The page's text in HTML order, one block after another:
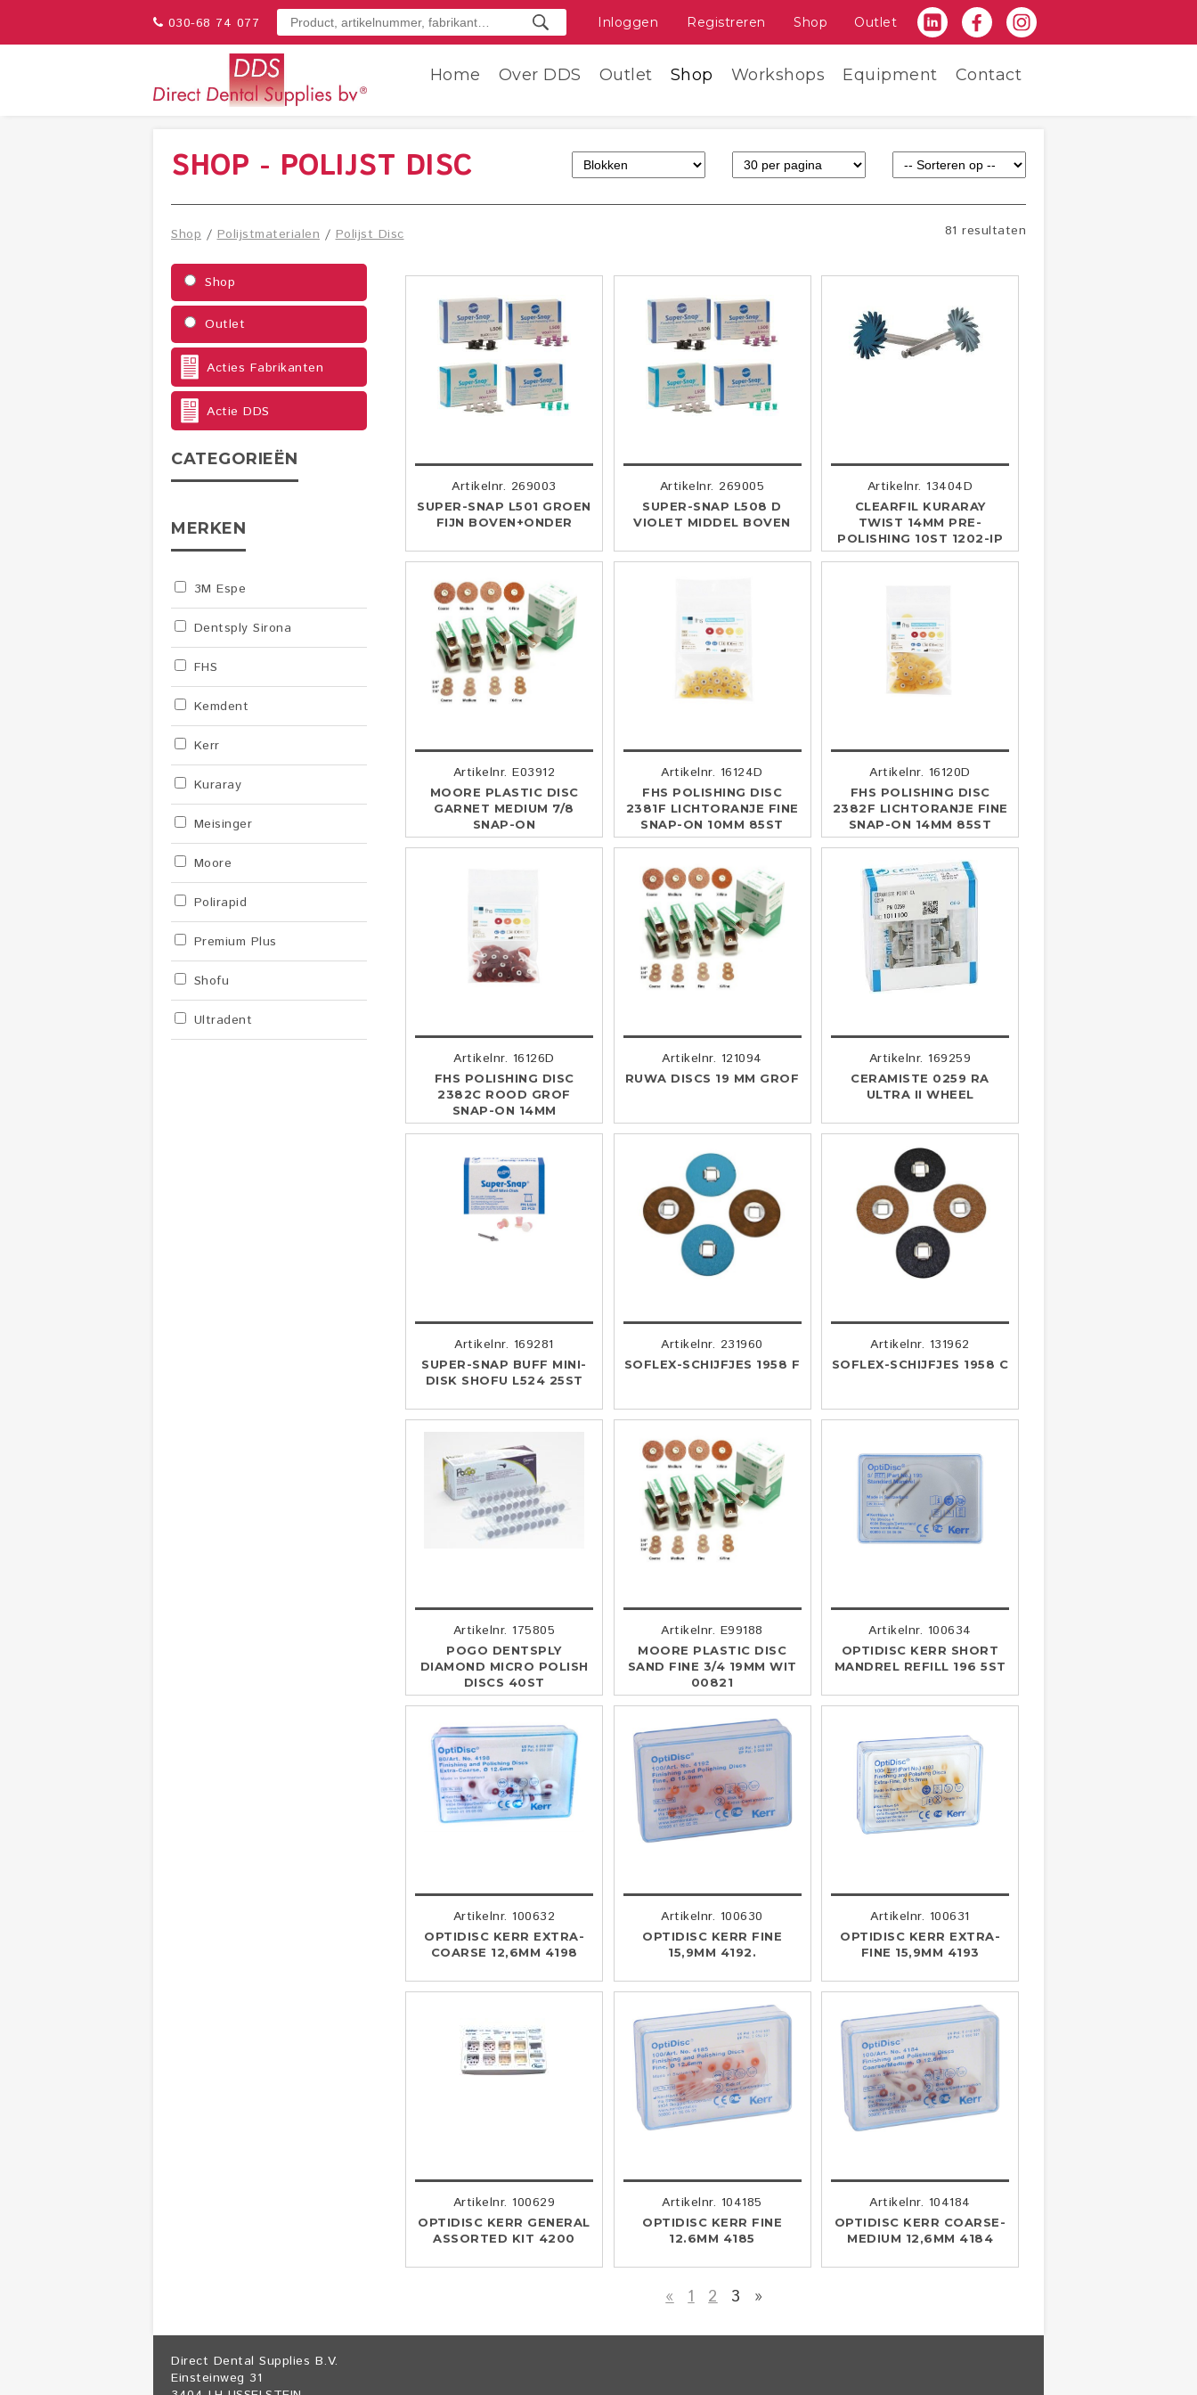
030-68 74 077 Inloggen Registreren Shop Outlet
Home Over DDS Outlet Shop Workshops Equipment Contact
SHOP - POLIJST DISC
81 resultaten
Shop /Polijstmaterialen /Polijst Disc
Shop
Outlet
Acties Fabrikanten
Actie DDS
CATEGORIEËN
MERKEN
3M Espe
Dentsply Sirona
FHS
Kemdent
Kerr
Kuraray
Meisinger
Moore
Polirapid
Premium Plus
Shofu
Ultradent
Artikelnr. 269003
SUPER-SNAP L501 GROEN
FIJN BOVEN+ONDER
Artikelnr. 269005
SUPER-SNAP L508 D
VIOLET MIDDEL BOVEN
Artikelnr. 13404D
CLEARFIL KURARAY
TWIST 14MM PRE-
POLISHING 10ST 1202-IP
Artikelnr. E03912
MOORE PLASTIC DISC
GARNET MEDIUM 7/8
SNAP-ON
Artikelnr. 16124D
FHS POLISHING DISC
2381F LICHTORANJE FINE
SNAP-ON 10MM 85ST
Artikelnr. 16120D
FHS POLISHING DISC
2382F LICHTORANJE FINE
SNAP-ON 14MM 85ST
Artikelnr. 16126D
FHS POLISHING DISC
2382C ROOD GROF
SNAP-ON 14MM
Artikelnr. 121094
RUWA DISCS 19 MM GROF
Artikelnr. 169259
CERAMISTE 0259 RA
ULTRA II WHEEL
Artikelnr. 169281
SUPER-SNAP BUFF MINI-
DISK SHOFU L524 25ST
Artikelnr. 231960
SOFLEX-SCHIJFJES 1958 F
Artikelnr. 131962
SOFLEX-SCHIJFJES 1958 C
Artikelnr. 175805
POGO DENTSPLY
DIAMOND MICRO POLISH
DISCS 40ST
Artikelnr. E99188
MOORE PLASTIC DISC
SAND FINE 3/4 19MM WIT
00821
Artikelnr. 100634
OPTIDISC KERR SHORT
MANDREL REFILL 196 5ST
Artikelnr. 100632
OPTIDISC KERR EXTRA-
COARSE 12,6MM 4198
Artikelnr. 100630
OPTIDISC KERR FINE
15,9MM 4192.
Artikelnr. 100631
OPTIDISC KERR EXTRA-
FINE 15,9MM 4193
Artikelnr. 100629
OPTIDISC KERR GENERAL
ASSORTED KIT 4200
Artikelnr. 104185
OPTIDISC KERR FINE
12.6MM 4185
Artikelnr. 104184
OPTIDISC KERR COARSE-
MEDIUM 12,6MM 4184
« 1 2 3 »
Direct Dental Supplies B.V.
Einsteinweg 31